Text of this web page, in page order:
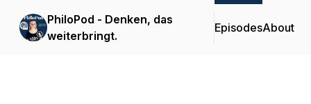
PhiloPod - Denken, das
weiterbringt.
EpisodesAbout